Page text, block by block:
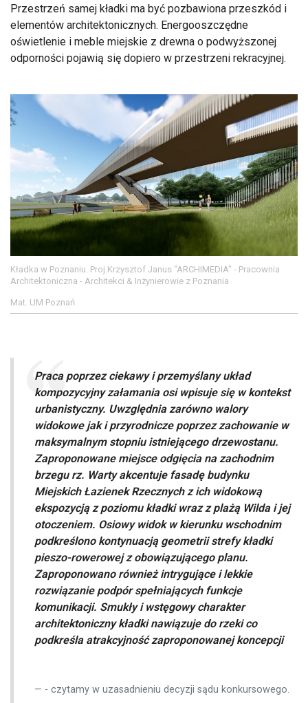
Przestrzeń samej kładki ma być pozbawiona przeszkód i
elementów architektonicznych. Energooszczędne
oświetlenie i meble miejskie z drewna o podwyższonej
odporności pojawią się dopiero w przestrzeni rekracyjnej.
Kładka w Poznaniu. Proj.Krzysztof Janus "ARCHIMEDIA" - Pracownia
Architektoniczna - Architekci & Inżynierowie z Poznania
Mat. UM Poznań
Praca poprzez ciekawy i przemyślany układ
kompozycyjny załamania osi wpisuje się w kontekst
urbanistyczny. Uwzględnia zarówno walory
widokowe jak i przyrodnicze poprzez zachowanie w
maksymalnym stopniu istniejącego drzewostanu.
Zaproponowane miejsce odgięcia na zachodnim
brzegu rz. Warty akcentuje fasadę budynku
Miejskich Łazienek Rzecznych z ich widokową
ekspozycją z poziomu kładki wraz z plażą Wilda i jej
otoczeniem. Osiowy widok w kierunku wschodnim
podkreślono kontynuacją geometrii strefy kładki
pieszo-rowerowej z obowiązującego planu.
Zaproponowano również intrygujące i lekkie
rozwiązanie podpór spełniających funkcje
komunikacji. Smukły i wstęgowy charakter
architektoniczny kładki nawiązuje do rzeki co
podkreśla atrakcyjność zaproponowanej koncepcji
- czytamy w uzasadnieniu decyzji sądu konkursowego.